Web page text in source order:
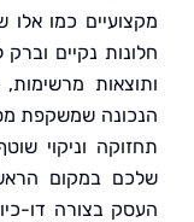
כמו אלו של
נקיים וברק לאורך
מרשימות,
שמשקפת מסירות
וניקוי שוטף של
במקום הראשון
בצורה דו-כיוונית